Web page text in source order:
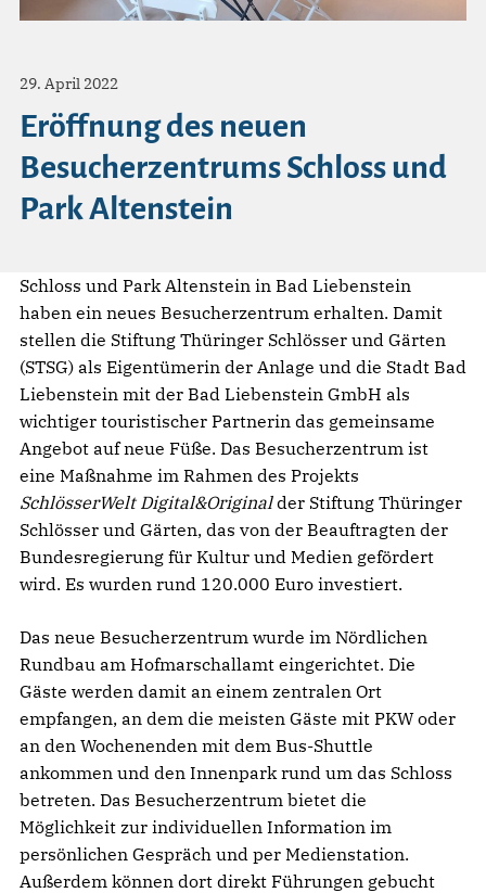
29. April 2022
Eröffnung des neuen
Besucherzentrums Schloss und
Park Altenstein
Schloss und Park Altenstein in Bad Liebenstein
haben ein neues Besucherzentrum erhalten. Damit
stellen die Stiftung Thüringer Schlösser und Gärten
(STSG) als Eigentümerin der Anlage und die Stadt Bad
Liebenstein mit der Bad Liebenstein GmbH als
wichtiger touristischer Partnerin das gemeinsame
Angebot auf neue Füße. Das Besucherzentrum ist
eine Maßnahme im Rahmen des Projekts
SchlösserWelt Digital&Originalder Stiftung Thüringer
Schlösser und Gärten, das von der Beauftragten der
Bundesregierung für Kultur und Medien gefördert
wird. Es wurden rund 120.000 Euro investiert.
Das neue Besucherzentrum wurde im Nördlichen
Rundbau am Hofmarschallamt eingerichtet. Die
Gäste werden damit an einem zentralen Ort
empfangen, an dem die meisten Gäste mit PKW oder
an den Wochenenden mit dem Bus-Shuttle
ankommen und den Innenpark rund um das Schloss
betreten. Das Besucherzentrum bietet die
Möglichkeit zur individuellen Information im
persönlichen Gespräch und per Medienstation.
Außerdem können dort direkt Führungen gebucht